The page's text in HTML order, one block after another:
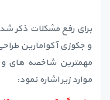
برای رفع مشکلات ذکر
و جکوزی آکوامارین
مهمترین شاخصه های و
موارد زیر اشاره نمود: